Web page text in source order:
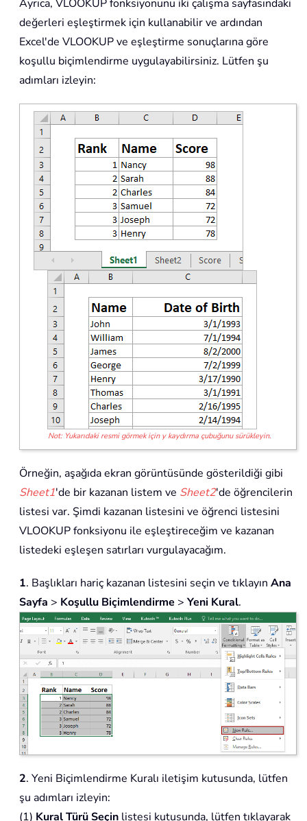
Ayrıca, VLOOKUP fonksiyonunu iki çalışma sayfasındaki
değerleri eşleştirmek için kullanabilir ve ardından
Excel'de VLOOKUP ve eşleştirme sonuçlarına göre
koşullu biçimlendirme uygulayabilirsiniz. Lütfen şu
adımları izleyin:
Not: Yukarıdaki resmi görmek için y kaydırma çubuğunu sürükleyin.
Örneğin, aşağıda ekran görüntüsünde gösterildiği gibi
Sheet1'de bir kazanan listem ve Sheet2'de öğrencilerin
listesi var. Şimdi kazanan listesini ve öğrenci listesini
VLOOKUP fonksiyonu ile eşleştireceğim ve kazanan
listedeki eşleşen satırları vurgulayacağım.
1. Başlıkları hariç kazanan listesini seçin ve tıklayın Ana
Sayfa > Koşullu Biçimlendirme > Yeni Kural.
2. Yeni Biçimlendirme Kuralı iletişim kutusunda, lütfen
şu adımları izleyin:
(1) Kural Türü Seçin listesi kutusunda, lütfen tıklayarak